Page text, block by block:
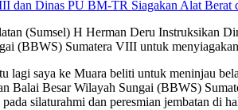
(Sumsel) H Herman Deru Instruksikan
(BBWS) Sumatera VIII untuk
lagi saya ke Muara beliti untuk meninjau
Balai Besar Wilayah Sungai (BBWS)
silaturahmi dan peresmian jembatan